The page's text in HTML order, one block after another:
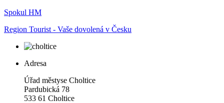
Spokul HM
Region Tourist - Vaše dovolená v Česku
Adresa
Úřad městyse Choltice
Pardubická 78
533 61 Choltice